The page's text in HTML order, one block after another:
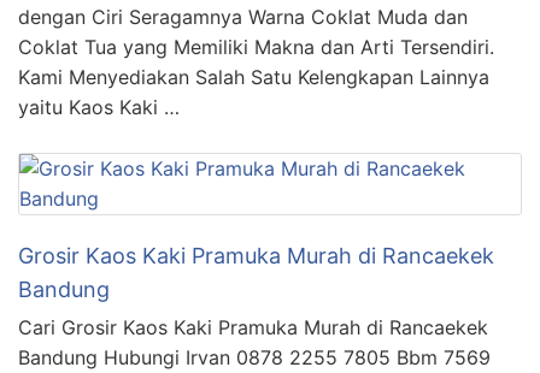
dengan Ciri Seragamnya Warna Coklat Muda dan
Coklat Tua yang Memiliki Makna dan Arti Tersendiri.
Kami Menyediakan Salah Satu Kelengkapan Lainnya
yaitu Kaos Kaki …
Grosir Kaos Kaki Pramuka Murah di Rancaekek
Bandung
Cari Grosir Kaos Kaki Pramuka Murah di Rancaekek
Bandung Hubungi Irvan 0878 2255 7805 Bbm 7569